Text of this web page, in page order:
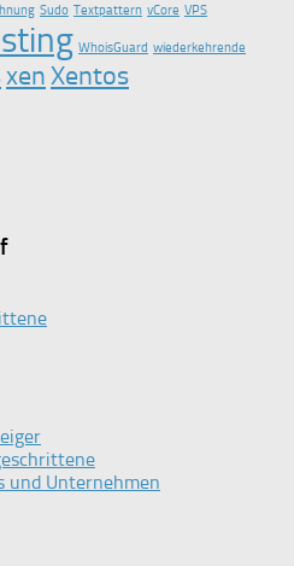
Sudo Textpattern vCore VPS
WhoisGuard wiederkehrende
xenXentos
und Unternehmen